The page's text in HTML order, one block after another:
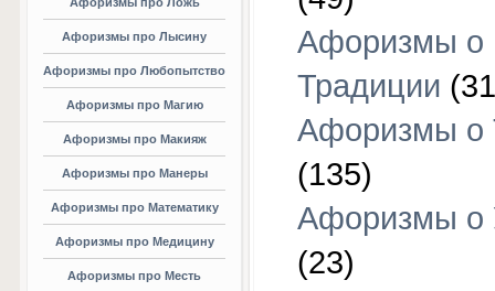
Афоризмы про Лысину
Афоризмы про Любопытство
Афоризмы про Магию
Афоризмы про Макияж
Афоризмы про Манеры
Афоризмы про Математику
Афоризмы про Медицину
Афоризмы про Месть
Афоризмы о
Традиции
Афоризмы о
(135)
Афоризмы о
(23)